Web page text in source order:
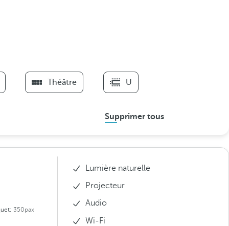
Théâtre U
Supprimer tous
350pax
Lumière naturelle
Projecteur
Audio
Wi-Fi